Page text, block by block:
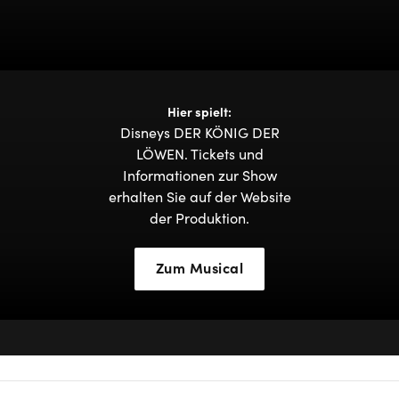
Hier spielt:
Disneys DER KÖNIG DER
LÖWEN. Tickets und
Informationen zur Show
erhalten Sie auf der Website
der Produktion.
Zum Musical